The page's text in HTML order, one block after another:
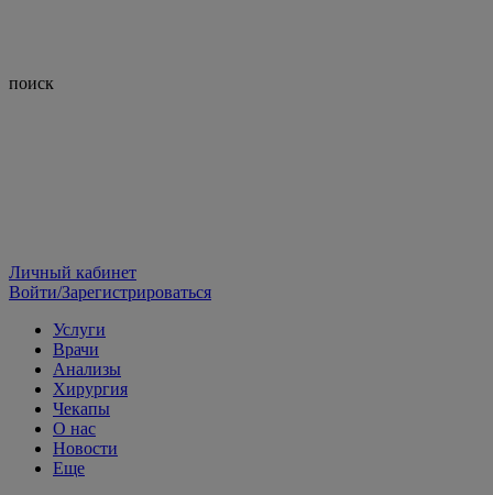
поиск
Личный кабинет
Войти/Зарегистрироваться
Услуги
Врачи
Анализы
Хирургия
Чекапы
О нас
Новости
Еще